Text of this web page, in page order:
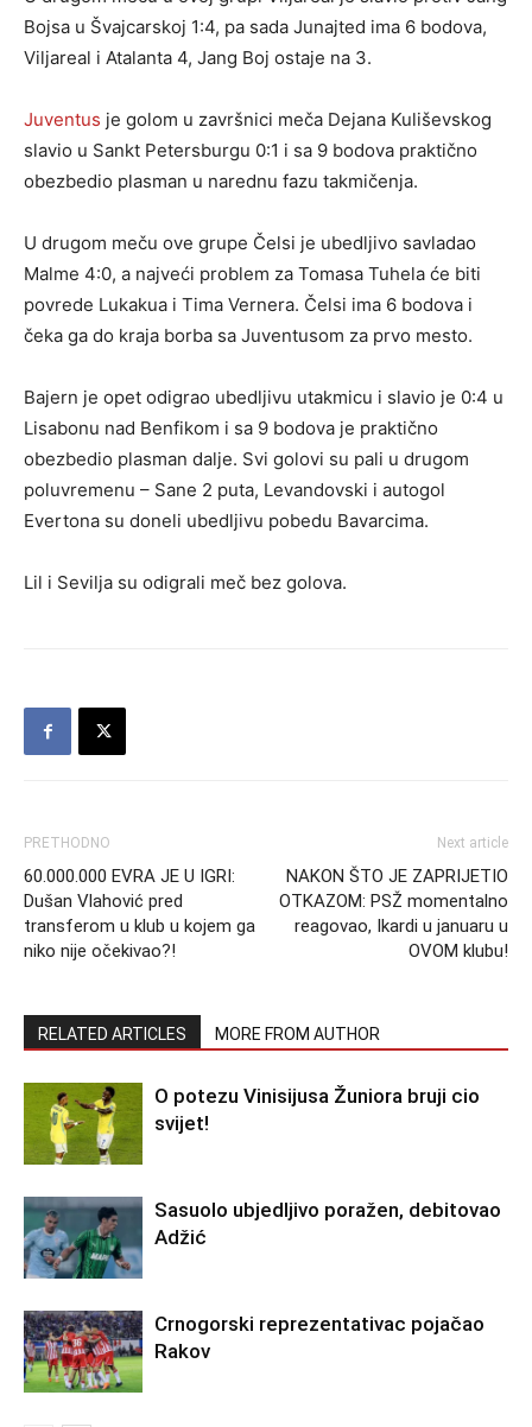
Bojsa u Švajcarskoj 1:4, pa sada Junajted ima 6 bodova,
Viljareal i Atalanta 4, Jang Boj ostaje na 3.
Juventus je golom u završnici meča Dejana Kuliševskog
slavio u Sankt Petersburgu 0:1 i sa 9 bodova praktično
obezbedio plasman u narednu fazu takmičenja.
U drugom meču ove grupe Čelsi je ubedljivo savladao
Malme 4:0, a najveći problem za Tomasa Tuhela će biti
povrede Lukakua i Tima Vernera. Čelsi ima 6 bodova i
čeka ga do kraja borba sa Juventusom za prvo mesto.
Bajern je opet odigrao ubedljivu utakmicu i slavio je 0:4 u
Lisabonu nad Benfikom i sa 9 bodova je praktično
obezbedio plasman dalje. Svi golovi su pali u drugom
poluvremenu – Sane 2 puta, Levandovski i autogol
Evertona su doneli ubedljivu pobedu Bavarcima.
Lil i Sevilja su odigrali meč bez golova.
PRETHODNO
60.000.000 EVRA JE U IGRI:
Dušan Vlahović pred
transferom u klub u kojem ga
niko nije očekivao?!
Next article
NAKON ŠTO JE ZAPRIJETIO
OTKAZOM: PSŽ momentalno
reagovao, Ikardi u januaru u
OVOM klubu!
RELATED ARTICLES MORE FROM AUTHOR
O potezu Vinisijusa Žuniora bruji cio
svijet!
Sasuolo ubjedljivo poražen, debitovao
Adžić
Crnogorski reprezentativac pojačao
Rakov